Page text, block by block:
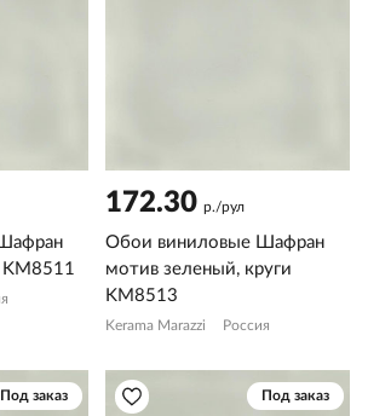
KM8511
172.30 р./рул
Обои виниловые Шафран
мотив зеленый, круги
KM8513
Kerama Marazzi Россия
Под заказ Под заказ